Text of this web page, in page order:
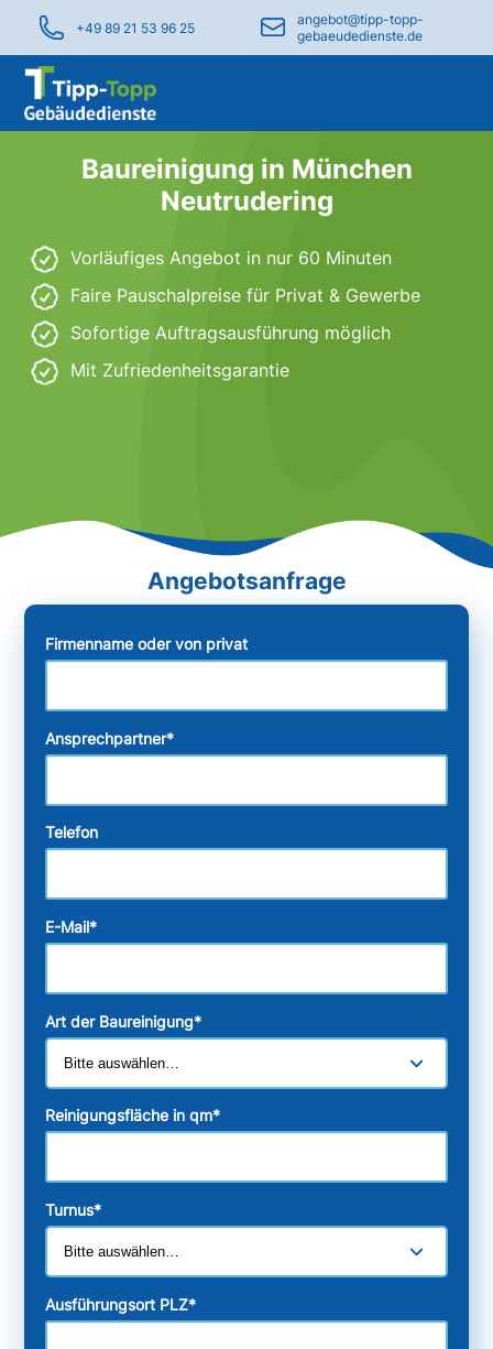
+49 89 21 53 96 25
angebot@tipp-topp-
gebaeudedienste.de
Baureinigung in München
Neutrudering
Vorläufiges Angebot in nur 60 Minuten
Faire Pauschalpreise für Privat & Gewerbe
Sofortige Auftragsausführung möglich
Mit Zufriedenheitsgarantie
Firmenname oder von privat
Ansprechpartner*
Telefon
E-Mail*
Art der Baureinigung*
Reinigungsfläche in qm*
Turnus*
Ausführungsort PLZ*